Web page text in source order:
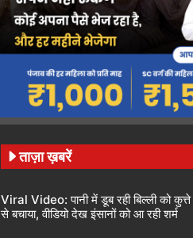
ताज़ा ख़बरें
Viral Video: पानी में डूब रही बिल्ली को
से बचाया, वीडियो देख इंसानों को आ रही शर्म